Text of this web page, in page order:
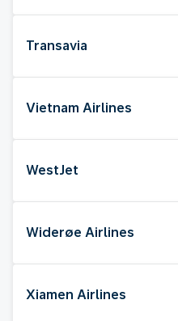
Transavia
Vietnam Airlines
WestJet
Widerøe Airlines
Xiamen Airlines